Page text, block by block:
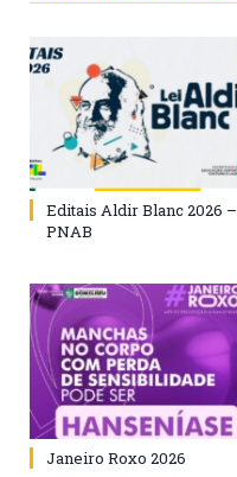
Editais Aldir Blanc 2026 –
PNAB
Janeiro Roxo 2026